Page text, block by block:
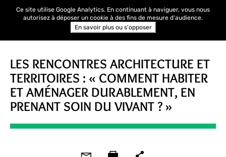
ÉVÈNEMENTS
LES RENCONTRES ARCHITECTURE ET
TERRITOIRES : « COMMENT HABITER
ET AMÉNAGER DURABLEMENT, EN
PRENANT SOIN DU VIVANT ? »
Ce site utilise Google Analytics. En continuant à naviguer, vous nous
autorisez à déposer un cookie à des fins de mesure d'audience.
En savoir plus ou s'opposer